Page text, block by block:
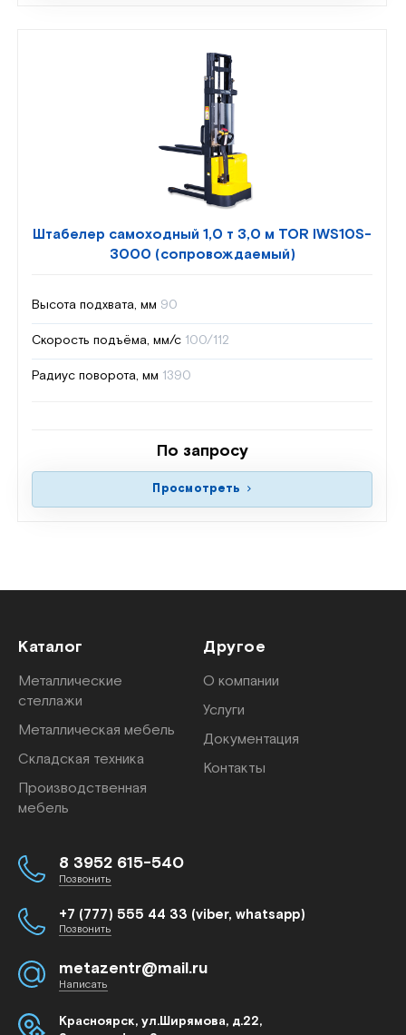
Штабелер самоходный 1,0 т 3,0 м TOR IWS10S-
3000 (сопровождаемый)
Высота подхвата, мм 90
Скорость подъёма, мм/с 100/112
Радиус поворота, мм 1390
По запросу
Просмотреть
Каталог
Металлические
стеллажи
Металлическая мебель
Складская техника
Производственная
мебель
Другое
О компании
Услуги
Документация
Контакты
8 3952 615-540
Позвонить
+7 (777) 555 44 33 (viber, whatsapp)
Позвонить
metazentr@mail.ru
Написать
Красноярск, ул.Ширямова, д.22,